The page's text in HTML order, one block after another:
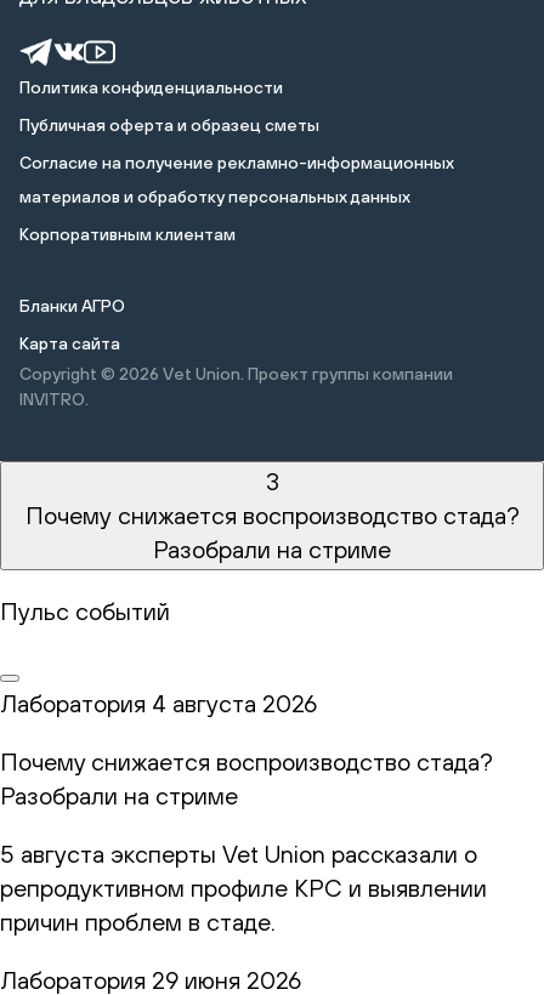
Политика конфиденциальности
Публичная оферта и образец сметы
Cогласие на получение рекламно-информационных
материалов и обработку персональных данных
Корпоративным клиентам
Бланки АГРО
Карта сайта
Copyright © 2026 Vet Union. Проект группы компании
INVITRO.
3
Почему снижается воспроизводство стада?
Разобрали на стриме
Пульс событий
Лаборатория 4 августа 2026
Почему снижается воспроизводство стада?
Разобрали на стриме
5 августа эксперты Vet Union рассказали о
репродуктивном профиле КРС и выявлении
причин проблем в стаде.
Лаборатория 29 июня 2026